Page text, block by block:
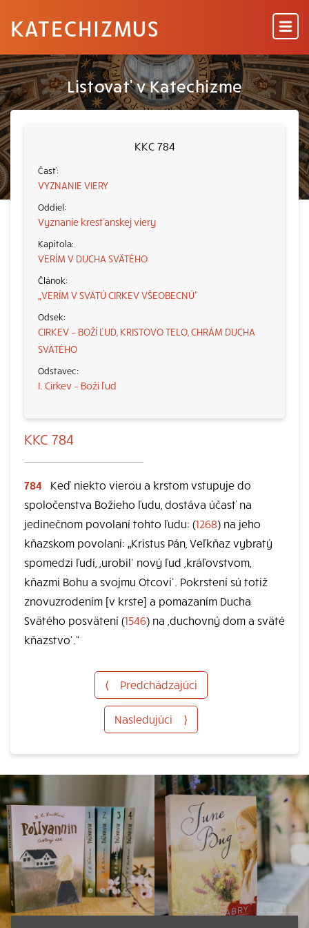
KATECHIZMUS
Listovať v Katechizme
KKC 784
VYZNANIE VIERY
Vyznanie kresťanskej viery
VERÍM V DUCHA SVÄTÉHO
„VERÍM V SVÄTÚ CIRKEV VŠEOBECNÚ“
CIRKEV – BOŽÍ ĽUD, KRISTOVO TELO, CHRÁM DUCHA
SVÄTÉHO
I. Cirkev – Boží ľud
KKC 784
784
Keď niekto vierou a krstom vstupuje do
spoločenstva Božieho ľudu, dostáva účasť na
jedinečnom povolaní tohto ľudu: (1268) na jeho
kňazskom povolaní: „Kristus Pán, Veľkňaz vybratý
spomedzi ľudí, ,urobil‘ nový ľud ,kráľovstvom,
kňazmi Bohu a svojmu Otcovi‘. Pokrstení sú totiž
znovuzrodením [v krste] a pomazaním Ducha
Svätého posvätení (1546) na ,duchovný dom a sväté
kňazstvo‘.“
⟨ Predchádzajúci
Nasledujúci ⟩